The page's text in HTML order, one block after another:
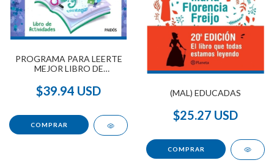
PROGRAMA PARA LEERTE
MEJOR LIBRO DE
$39.94 USD (MAL) EDUCADAS
$25.27 USD